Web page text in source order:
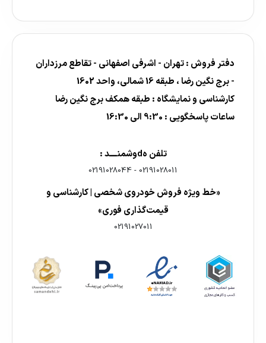
دفتر فروش : تهران - اشرفی اصفهانی - تقاطع مرزداران
- برج نگین رضا ، طبقه 16 شمالی، واحد 1602
کارشناسی و نمایشگاه : طبقه همکف برج نگین رضا
ساعات پاسخگویی : 9:30 الی 16:30
تلفن هdوشمنــــد :
02191028011
-
02191028044
«خط ویژه فروش خودروی شخصی | کارشناسی و
قیمت‌گذاری فوری»
02191027011